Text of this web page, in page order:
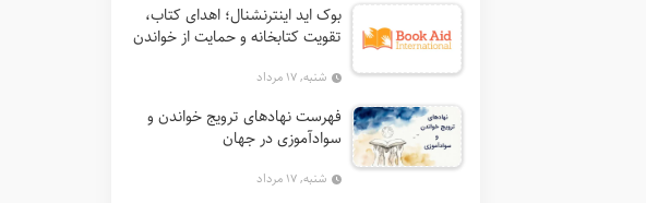
بوک‌ اید اینترنشنال؛ اهدای کتاب،
تقویت کتابخانه و حمایت از خواندن
شنبه, ۱۷ مرداد
فهرست نهادهای ترویج خواندن و
سوادآموزی در جهان
شنبه, ۱۷ مرداد